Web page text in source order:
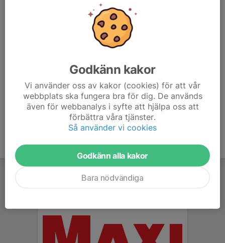
Här hamnar automatiskt de senaste nyheterna på hemsidan. För
/Svenskalag.se
Godkänn kakor
Vi använder oss av kakor (cookies) för att vår
webbplats ska fungera bra för dig. De används
även för webbanalys i syfte att hjälpa oss att
förbättra våra tjänster.
Så använder vi cookies
Godkänn alla kakor
Bara nödvändiga